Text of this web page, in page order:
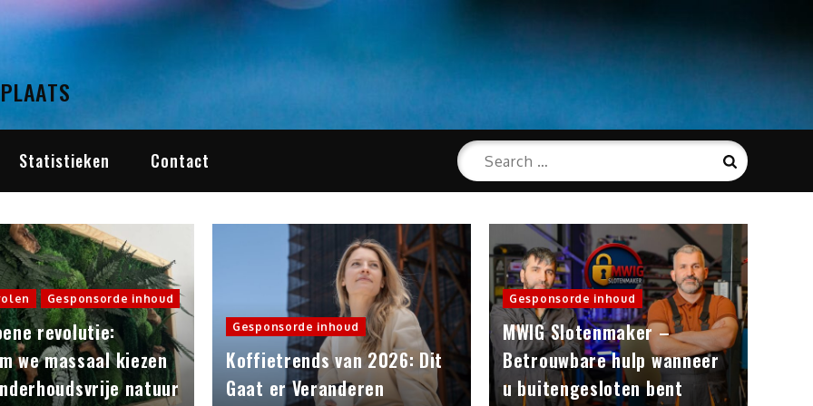
Statistieken Contact
Search
for:
Search
Gesponsorde inhoud
revolutie:
we massaal kiezen
natuur
Gesponsorde inhoud
Koffietrends van 2026: Dit
Gaat er Veranderen
Gesponsorde inhoud
MWIG Slotenmaker –
Betrouwbare hulp wanneer
u buitengesloten bent